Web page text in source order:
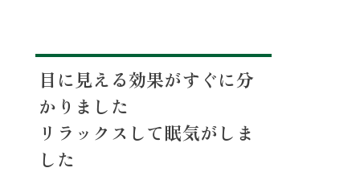
目に見える効果がすぐに分
かりました
リラックスして眠気がしま
した